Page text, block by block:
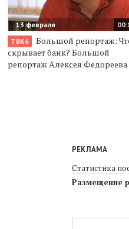
13 февраля
ТВК6
Большой репортаж:
скрывает банк? Большой
репортаж Алексея Федореева
РЕКЛАМА
Статистика
Размещение